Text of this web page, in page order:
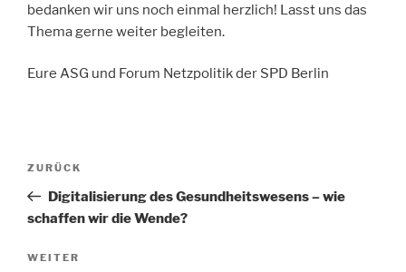
bedanken wir uns noch einmal herzlich! Lasst uns das
Thema gerne weiter begleiten.
Eure ASG und Forum Netzpolitik der SPD Berlin
Beitragsnavigation
Vorheriger
Beitrag
ZURÜCK
Digitalisierung des Gesundheitswesens – wie
schaffen wir die Wende?
Nächster
WEITER